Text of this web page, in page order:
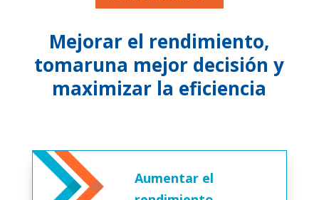
Mejorar el rendimiento,
tomaruna mejor decisióny
maximizar la eficiencia
Aumentar el